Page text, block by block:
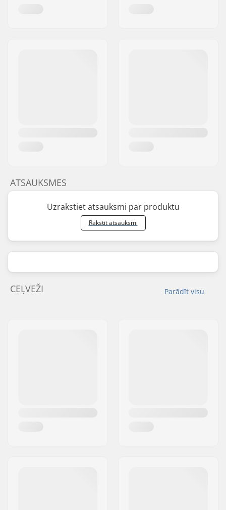
ATSAUKSMES
Uzrakstiet atsauksmi par produktu
Rakstīt atsauksmi
Parādīt visu
CEĻVEŽI